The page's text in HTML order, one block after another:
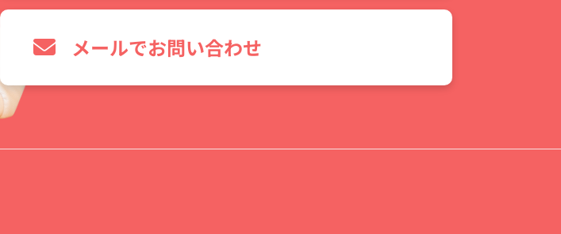
メールでお問い合わせ